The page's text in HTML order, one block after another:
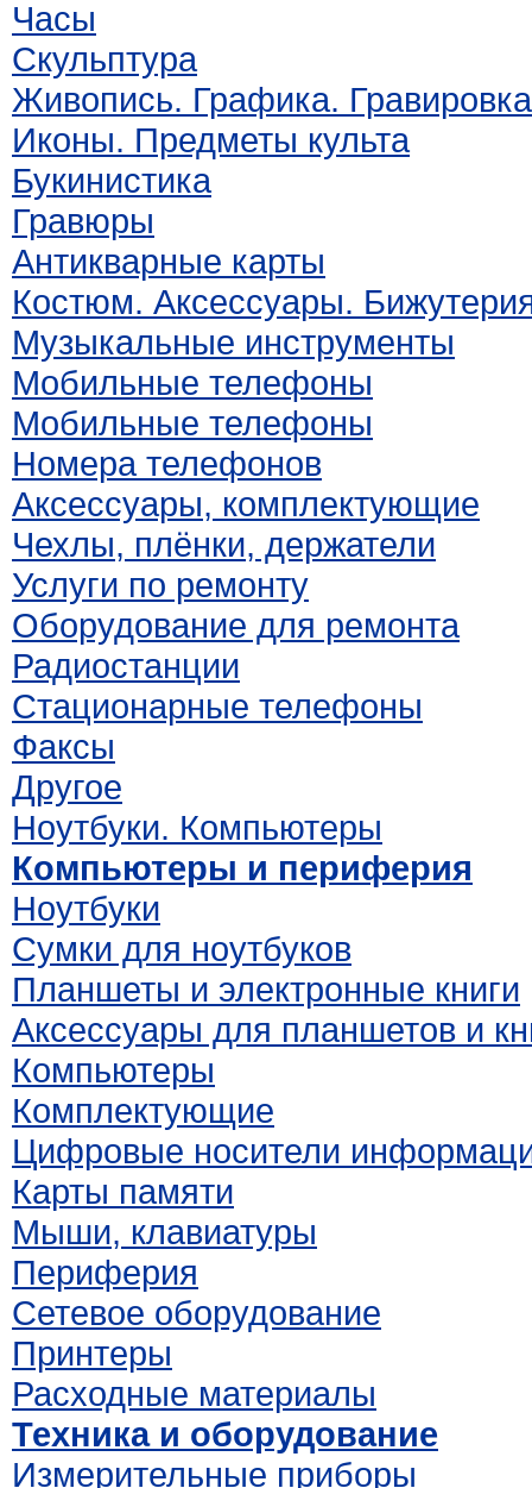
Часы
Скульптура
Живопись. Графика. Гравировка
Иконы. Предметы культа
Букинистика
Гравюры
Антикварные карты
Костюм. Аксессуары.
Музыкальные инструменты
Мобильные телефоны
Мобильные телефоны
Номера телефонов
Аксессуары, комплектующие
Чехлы, плёнки, держатели
Услуги по ремонту
Оборудование для ремонта
Радиостанции
Стационарные телефоны
Факсы
Другое
Ноутбуки. Компьютеры
Компьютеры и периферия
Ноутбуки
Сумки для ноутбуков
Планшеты и электронные книги
Аксессуары для планшетов и
Компьютеры
Комплектующие
Цифровые носители
Карты памяти
Мыши, клавиатуры
Периферия
Сетевое оборудование
Принтеры
Расходные материалы
Техника и оборудование
Измерительные приборы